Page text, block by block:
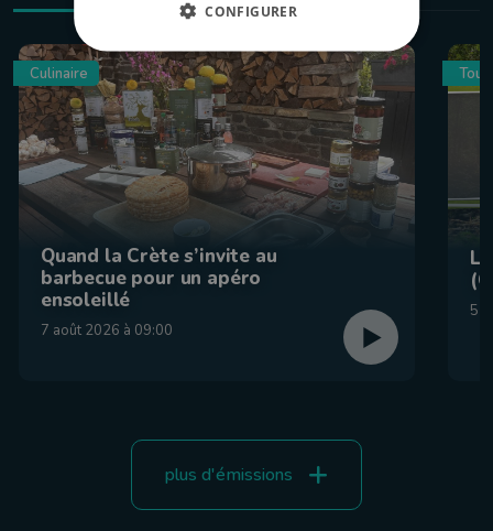
Culinaire
Quand la Crète s’invite au
barbecue pour un apéro
ensoleillé
7 août 2026 à 09:00
5
plus d'émissions
CONFIGURER